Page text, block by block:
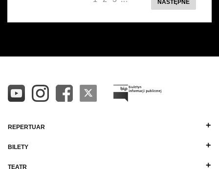
NASTĘPNE
REPERTUAR
BILETY
TEATR